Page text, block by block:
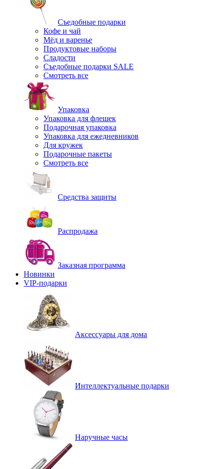
Съедобные подарки
Кофе и чай
Мёд и варенье
Продуктовые наборы
Сладости
Съедобные подарки SALE
Смотреть все
Упаковка
Упаковка для флешек
Подарочная упаковка
Упаковка для ежедневников
Для кружек
Подарочные пакеты
Смотреть все
Средства защиты
Распродажа
Заказная программа
Новинки
VIP-подарки
Аксессуары для дома
Интеллектуальные подарки
Наручные часы